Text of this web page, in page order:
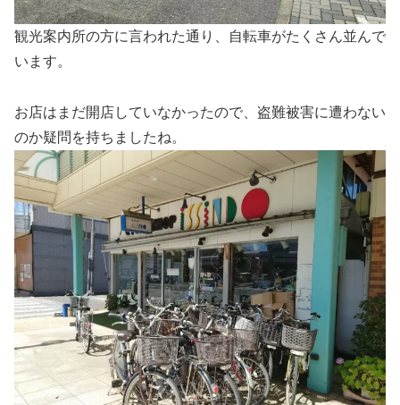
観光案内所の方に言われた通り、自転車がたくさん並んで
います。
お店はまだ開店していなかったので、盗難被害に遭わない
のか疑問を持ちましたね。